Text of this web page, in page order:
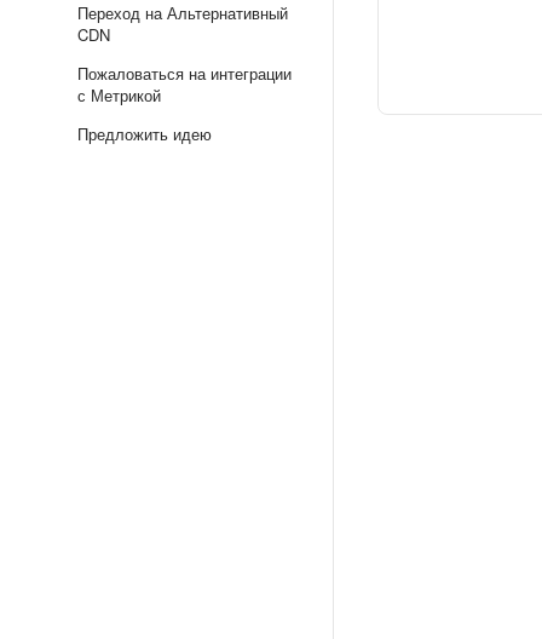
Переход на Альтернативный
CDN
Пожаловаться на интеграции
с Метрикой
Предложить идею